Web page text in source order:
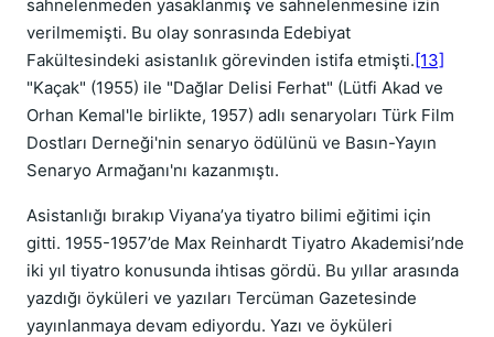
sahnelenmeden yasaklanmış ve sahnelenmesine izin
verilmemişti. Bu olay sonrasında Edebiyat
Fakültesindeki asistanlık görevinden istifa etmişti.[13]
"Kaçak" (1955) ile "Dağlar Delisi Ferhat" (Lütfi Akad ve
Orhan Kemal'le birlikte, 1957) adlı senaryoları Türk Film
Dostları Derneği'nin senaryo ödülünü ve Basın-Yayın
Senaryo Armağanı'nı kazanmıştı.
Asistanlığı bırakıp Viyana’ya tiyatro bilimi eğitimi için
gitti. 1955-1957’de Max Reinhardt Tiyatro Akademisi’nde
iki yıl tiyatro konusunda ihtisas gördü. Bu yıllar arasında
yazdığı öyküleri ve yazıları Tercüman Gazetesinde
yayınlanmaya devam ediyordu. Yazı ve öyküleri